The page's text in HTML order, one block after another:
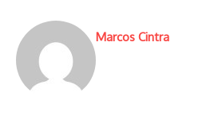
Marcos Cintra